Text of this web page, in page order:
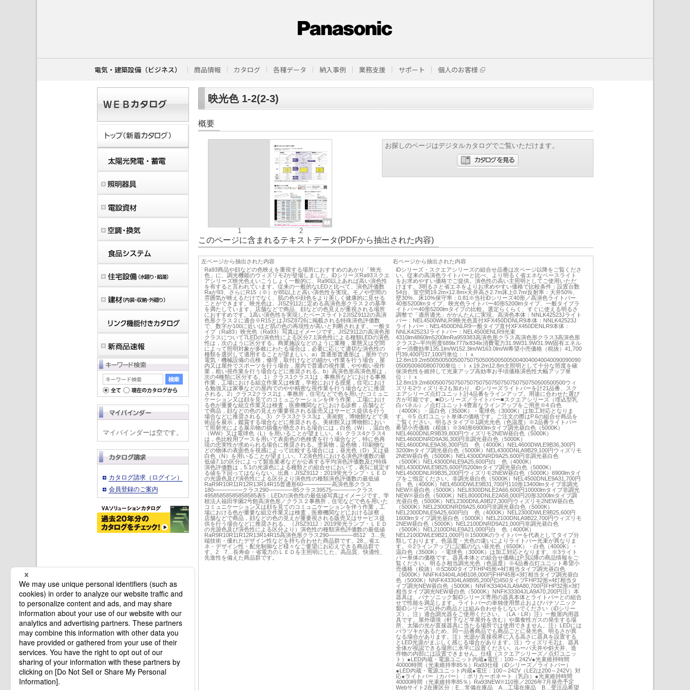
電気・建築設備（ビジネス） 商品情報 カタログ 各種データ 納入事例 業務支援 サポート 個人のお客様
映光色 1-2(2-3)
概要
1 2
お探しのページはデジタルカタログでご覧いただけます。
このページに含まれるテキストデータ(PDFから抽出された内容)
左ページから抽出された内容
Ra93商品や顔などの色映えを重視する場所におすすめのあかり「映光
色」に、調光機能のウィズリモ2が登場しました。iDシリーズRa93スクエ
アシリーズ映光色えいこうしょく一般的に、Ra90以上あれば高い演色性
を有すると言われています。従来の一般的なLEDと比べて、演色評価数
Raが93、さらにR15（※）が85以上と高い演色性を実現。モノや空間の
雰囲気が映えるだけでなく、肌の色や顔色をより美しく健康的に見せる
ことができます。映光色は、JISZ9112に定める高演色形クラス２の基準
を満たしています。店舗などで商品、顔などの色見えが重視される場所
におすすめです。1高い演色性を実現したベースライト2JISZ9112の高演
色形クラス２に適合※R15とはJISZ8726に掲載される特殊演色評価数
で、数字が100に近いほど肌の色の再現性が高いと判断されます。 一般タ
イプ（Ra83）映光色（Ra93）写真はイメージです。JISZ9112の高演色形
クラスについて7LEDの演色性による区分7.1演色性による種類LEDの演色
性は，次のように区分する。商業施設などのように業種，業態又は空間
によって照明対象が多岐にわたる場合は，必要に応じて適切な演色性の
種類を選択して適用することが望ましい。a）普通形普通形は，屋外での
電気・機械設備の点検，修理，取付けなどの細かい作業を行う場合，屋
内又は屋外でスポーツを行う場合，屋内で普通の視作業，やや粗い視作
業，粗い視作業を行う場合などに推奨される。b）高演色形高演色形は，
次の4種類に区分する。1）クラス1クラス1は，事務所などにおける事務
作業，工場における組立作業又は検査，学校における授業，住宅におけ
る勉強又は家事などの屋内でのやや精密な視作業を行う場合などに推奨
される。2）クラス2クラス2は，事務所，住宅などで色を用いたコミュニ
ケーション又は顔を見てのコミュニケーションを伴う作業，工場におけ
る色が重要な組立作業又は検査，医療機関などにおける診察，店舗など
で商品，顔などの色の見えが重要視される販売又はサービス提供を行う
場合などに推奨される。3）クラス3クラス3は，美術館，博物館などで美
術品を展示，鑑賞する場合などに推奨される。美術館又は博物館におい
て照射光による展示物の損傷が懸念される場合には，白色（W），温白色
（WW）又は電球色（L）を用いることが望ましい。4）クラス4クラス4
は，色比較用ブースを用いて表面色の色検査を行う場合など，特に色再
現の忠実性が求められる場合に推奨される。塗装物，染色物，印刷物な
どの物体の表面色を視感によって比較する場合には，昼光色（D）又は昼
白色（N）を用いることが望ましい。7.2演色性における演色評価数の最
低値7.1の区分によって製造業者などが公表する平均演色評価数及び特殊
演色評価数は，5.1の光源色による種類との組合せにおいて，表5に規定す
る値を下回ってはならない。出典：JISZ9112：2019蛍光ランプ・ＬＥＤ
の光源色及び演色性による区分より演色性の種類演色評価数の最低値
RaR9R10R11R12R13R14R15普通形60───────高演色形クラス
180───────クラス290──────85クラス39575──────クラス
49585858585858585表5：LEDの演色性の最低値写真はイメージです。学
校法人福田学園2号館高演色形／クラス２事務所，住宅などで色を用いた
コミュニケーション又は顔を見てのコミュニケーションを伴う作業，工
場における色が重要な組立作業又は検査，医療機関などにおける診察，
店舗などで商品，顔などの色の見えが重要視される販売又はサービス提
供を行う場合などに推奨される。（JISZ9112：2019蛍光ランプ・ＬＥＤ
の光源色及び演色性による区分より）演色性の種類演色評価数の最低値
RaR9R10R11R12R13R14R15高演色形クラス290──────8512 3…先
端技術・優れたデザイン性などを持ち合わせた商品群です。28…省エ
ネ・デザイン性・配光制御など様々なご要望にお応えできる商品群で
す。2 7…長寿命・省電力のＬＥＤを主照明にした、高品質、快適性、
先進性を備えた商品群です。
右ページから抽出された内容
iDシリーズ・スクエアシリーズの組合せ品番は次ページ以降をご覧くださ
い。従来の高演色ライトバーと比べ、より明るく省エネなベースライト
をお求めやすい価格でご提供。演色性の高い主照明としてご使用いただ
けます。3明るさと省エネをよりお求めやすい価格で比較条件：設置台数
54台、室空間19.2m×12.8m×天井高さ2.7m床上0.7m/反射率：天井50%、
壁30%、床10%保守率：0.81※当社iDシリーズ40形／⾼演⾊ライトバー
40形5200lmタイプ、映光⾊ライトバー40形5200lmタイプ、⼀般タイプラ
イトバー40形5200lmタイプの比較。選定らくらく、すぐに使える明るさ
調整で「適所適光」がかんたんに実現。高演色本体：NNLK42523Jライト
バー：NEL4500WNLR9映光色直付XFX450DDNLR9本体：NNLK42523J
ライトバー：NEL4500DNLR9一般タイプ直付XFX450DENLR9本体：
NNLK42523Jライトバー：NEL4500ENLR9光束
4310lm4860lm5200lmRa959383高演色形クラス高演色形クラス3高演色形
クラス2─平均照度689lx777lx834lx消費電力31.9W31.9W31.9W固有エネル
ギー消費効率135.1lm/W152.3lm/W163.0lm/W希望小売価格（税抜）41,700
円39,400円37,100円単位：ｌｘ
12.8m19.2m50050050050075075050050050050040040040040090090090
0500500600800700単位：ｌｘ19.2m12.8m主照明として十分な照度を確
保演色性を維持して光束アップ高効率お手頃価格演色性大幅アップ単
位：ｌｘ
12.8m19.2m600500750750750750750750750750750750500500500ウィ
ズリモ2ウィズリモ2も加わり、iDシリーズライトバーを計21品番、スク
エアシリーズ点灯ユニット計4品番をラインアップ。用途に合わせた選び
方が可能です。■iDシリーズ／ライトバー■スクエアシリーズ（埋込型乳
白パネル）／点灯ユニット4豊富なラインアップをご用意※4 白色
（4000K）・温白色（3500K）・電球色（3000K）は加工対応となりま
す。※5 点灯ユニット単体の価格です。ご注文の際はP.6の組合せ商品を
ご覧ください。明るさタイプ※1調光光色（色温度）※2品番ライトバー
希望小売価格（税抜）※340形6900lmタイプ調光昼白色（5000K）
NEL4600DNLR9B39,800円ウィズリモ2NEW昼白色（5000K）
NEL4600DNRD9A36,300円非調光昼白色（5000K）
NEL4600DNLE9A36,300円白 色（4000K）NEL4600DWLE9B36,300円
3200lmタイプ調光昼白色（5000K）NEL4300DNLA9B29,100円ウィズリモ
2NEW昼白色（5000K）NEL4300DNRD9A25,600円非調光昼白色
（5000K）NEL4300DNLE9A25,600円白 色（4000K）
NEL4300DWLE9B25,600円5200lmタイプ調光昼白色（5000K）
NEL4500DNLR9B35,200円ウィズリモ2NEW昼白色（5000K）6900lmタイ
プをご指定ください。非調光昼白色（5000K）NEL4500DNLE9A31,700円
白 色（4000K）NEL4500DWLE9B31,700円110形13400lmタイプ非調光
NEW※昼白色（5000K）NEL8300DNLE2A66,600円10000lmタイプ非調光
NEW※昼白色（5000K）NEL8000DNLE2A58,000円20形3200lmタイプ調
光昼白色（5000K）NEL2300DNLA9B27,300円ウィズリモ2NEW昼白色
（5000K）NEL2300DNRD9A25,600円非調光昼白色（5000K）
NEL2300DNLE9A25,600円白 色（4000K）NEL2300DWLE9B25,600円
1600lmタイプ調光昼白色（5000K）NEL2100DNLA9B22,700円ウィズリモ
2NEW昼白色（5000K）NEL2100DNRD9A21,000円非調光昼白色
（5000K）NEL2100DNLE9A21,000円白 色（4000K）
NEL2100DWLE9B21,000円※15000Kのライトバーを代表としてタイプ分
類しております。色温度・光色の違いによりライトバー光束が異なりま
す。※2ラインアップに記載のない昼光色（6500K）・白色（4000K）・
温白色（3500K）・電球色（3000K）は加工対応となります。※3ライト
バー単体の価格です。器具本体との組合せ価格はP.3以降の商品情報をご
覧ください。明るさ相当調光光色（色温度）※4品番点灯ユニット希望小
売価格（税抜）※5□600タイプFHP45形×4灯相当タイプ調光昼白色
（5000K）NNFK43404LA9B108,000円FHP45形×3灯相当タイプ調光昼白
色（5000K）NNFK43304LA9B95,200円□450タイプFHP32形×4灯相当タ
イプ調光NEW昼白色（5000K）NNFK33404JLA9A80,700円FHP32形×3灯
相当タイプ調光NEW昼白色（5000K）NNFK33304JLA9A70,200円注）本
器具は、パナソニック製iDシリーズ専用の器具本体とライトバーとの組合
せで性能を満足します。ライトバーの単独使用禁止およびパナソニック
製iDシリーズ以外の商品とは組み合わせをしないでください（iDシリー
ズ）。注）適合調光器をご使用ください。（LA・LR）注）一般屋内用器
具です。屋外環境（軒下など半屋外を含む）や腐食性ガスの発生する場
所、太陽の光が直接器具に当たる場所では使用できません。注）LEDには
バラツキがあるため、同一品番商品でも商品ごとに発光色、明るさが異
なる場合があります。注）光源が直接視界に入る高さに器具を設置する
とLED光源がまぶしく感じる場合があります。注）ウィズリモ2は、器具
全体が視認できる場所に水平に設置ください。ルーバ天井や斜天井、造
作物の内部には設置できません。仕様（スクエアシリーズ／点灯ユニッ
ト）●LED内蔵・電源ユニット内蔵●電圧：100～242V●光束維持時間
40000時間（光束維持率85％）Ra93仕様（iDシリーズ／ライトバー）
●LED内蔵・電源ユニット内蔵●電圧：100～242V（LE2は200～242V）対
応●ライトバー（カバー）：ポリカーボネート（乳白）●光束維持時間
40000時間（光束維持率85％）Ra93NEW※110形／2026年7月発売予定
Webサイト2在庫区分：E…常備在庫品 A…工場在庫品 B…受注品希望
マイバインダーは空です。
カタログ請求（ログイン）
会員登録のご案内